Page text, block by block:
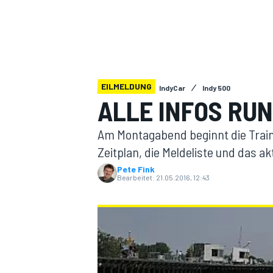
MOTOGP
EILMELDUNG IndyCar Indy 500
ALLE INFOS
Am Montagabend beginnt die
Zeitplan, die Meldeliste und das
Pete Fink
Bearbeitet: 21.05.2016, 12:43